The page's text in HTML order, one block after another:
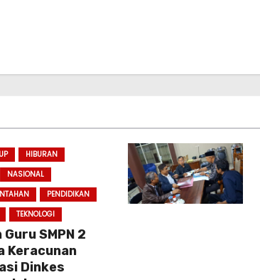
HIBURAN
NASIONAL
PENDIDIKAN
TEKNOLOGI
SMPN 2
Keracunan
Dinkes